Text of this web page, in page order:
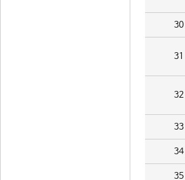
30
31
32
33
34
35